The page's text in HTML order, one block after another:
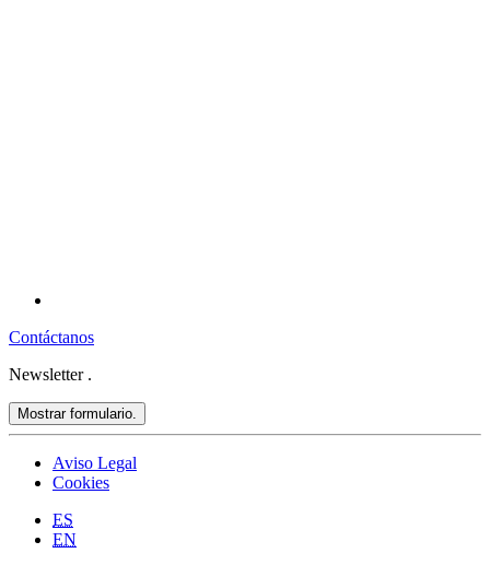
Contáctanos
Newsletter .
Mostrar formulario.
Aviso Legal
Cookies
ES
EN